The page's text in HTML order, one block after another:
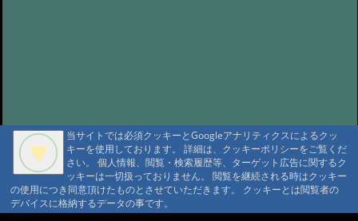
#41:立ち寄り入浴お休み 明日まで
@ '24 9/29 07:29
#40:立ち寄り入浴の休
館日に関して（3月）
@湯之谷山荘 '24 3/5 15:54
#39:立ち寄り
入浴の休館日に関して（2月以降）
A A
A A A MountAin TRAD
当サイトでは必須クッキーとGoogleアナリティクスによるクッ
キーを使用しております。 詳細は、クッキーポリシーをご覧くだ
さい。 個人情報、閲覧・検索履歴等、ターゲット広告に関するク
ッキーは一切扱っておりません。 閲覧を継続される時はクッキー
の使用につき同意頂けたものとさせていただきます。 クッキーとは閲覧者の
デバイスに格納するデータの事です。